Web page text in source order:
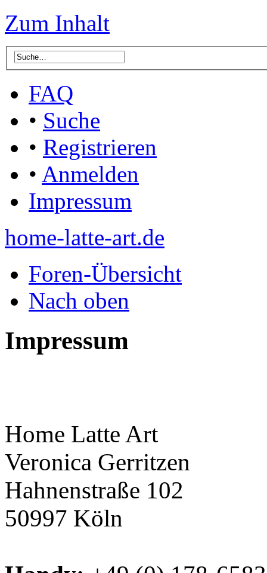
Zum Inhalt
FAQ
• Suche
• Registrieren
• Anmelden
Impressum
home-latte-art.de
Foren-Übersicht
Nach oben
Impressum
Home Latte Art
Veronica Gerritzen
Hahnenstraße 102
50997 Köln